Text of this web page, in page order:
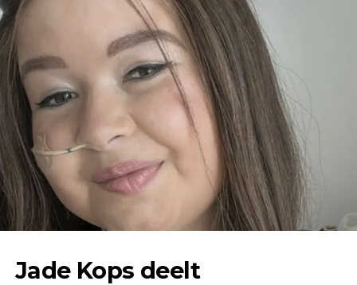
Jade Kops deelt